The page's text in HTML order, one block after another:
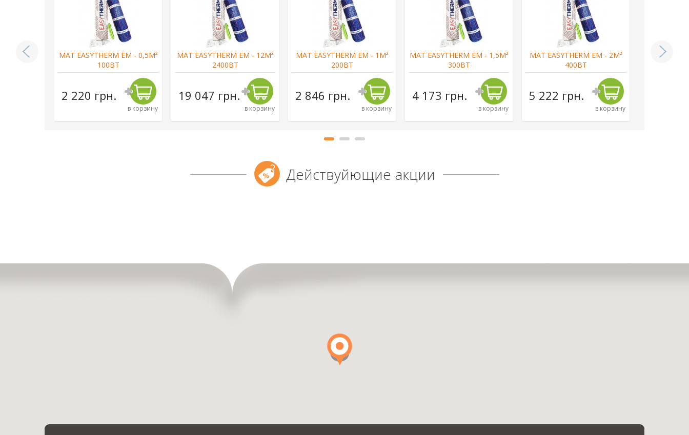
EM - 15М²
МАТ EASYTHERM EM - 0,5М²
100ВТ
2 220 грн.
в корзину
МАТ EASYTHERM EM - 12М²
2400ВТ
19 047 грн.
в корзину
МАТ EASYTHERM EM - 1М²
200ВТ
2 846 грн.
в корзину
МАТ EASYTHERM EM - 1,5М²
300ВТ
4 173 грн.
в корзину
МАТ EASYTHERM EM - 2М²
400ВТ
5 222 грн.
в корзину
МАТ
Действуйющие акции